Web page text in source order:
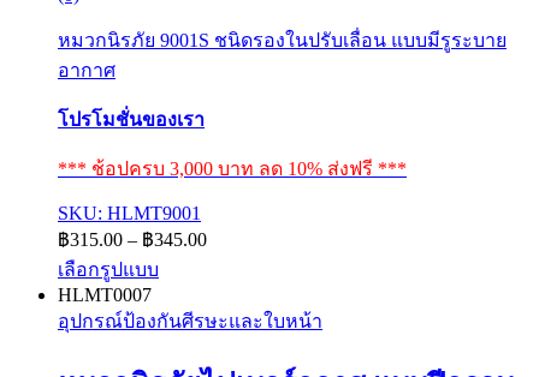
หมวกนิรภัย 9001S ชนิดรองในปรับเลื่อน แบบมีรูระบาย
อากาศ
โปรโมชั่นของเรา
*** ช้อปครบ 3,000 บาท ลด 10% ส่งฟรี ***
SKU: HLMT9001
฿315.00 – ฿345.00Price
฿345.00
เลือกรูปแบบ
This
product
has
HLMT0007
อุปกรณ์ป้องกันศีรษะและใบหน้า